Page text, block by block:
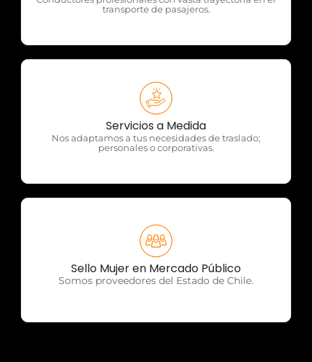
transporte de pasajeros.
Servicios a Medida
Nos adaptamos a tus necesidades de traslado;
personales o corporativas.
OTP Servicios
Sello Mujer en Mercado Público
Somos proveedores del Estado de Chile.
OTP Servicios